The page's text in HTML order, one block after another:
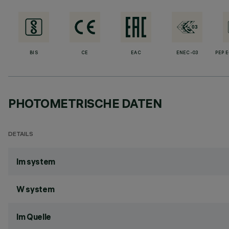
BIS CE EAC ENEC-03 PEP
PHOTOMETRISCHE DATEN
DETAILS
lm system
W system
lm Quelle